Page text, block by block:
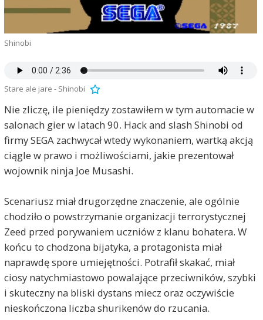
Shinobi
Stare ale jare - Shinobi
Nie zliczę, ile pieniędzy zostawiłem w tym automacie w
salonach gier w latach 90. Hack and slash Shinobi od
firmy SEGA zachwycał wtedy wykonaniem, wartką akcją
ciągle w prawo i możliwościami, jakie prezentował
wojownik ninja Joe Musashi.
Scenariusz miał drugorzędne znaczenie, ale ogólnie
chodziło o powstrzymanie organizacji terrorystycznej
Zeed przed porywaniem uczniów z klanu bohatera. W
końcu to chodzona bijatyka, a protagonista miał
naprawdę spore umiejętności. Potrafił skakać, miał
ciosy natychmiastowo powalające przeciwników, szybki
i skuteczny na bliski dystans miecz oraz oczywiście
nieskończona liczba shurikenów do rzucania.